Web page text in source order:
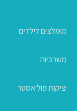
מומלצים לילדים
משרביות
יציקות פוליאסטר